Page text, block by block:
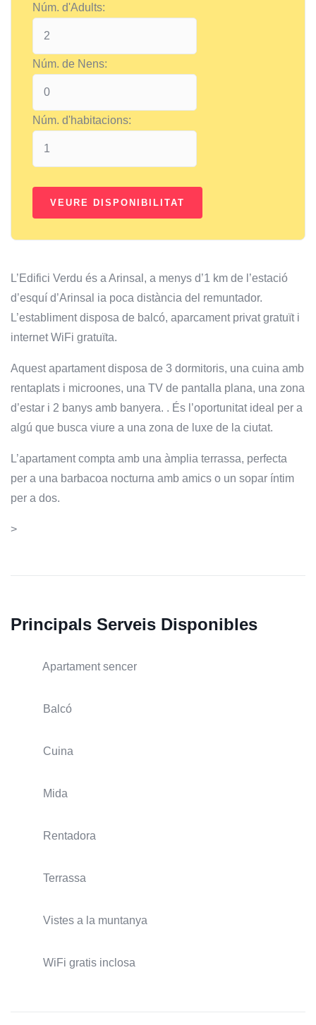
Núm. d'Adults:
Núm. de Nens:
Núm. d'habitacions:
L’Edifici Verdu és a Arinsal, a menys d’1 km de l’estació
d’esquí d’Arinsal ia poca distància del remuntador.
L’establiment disposa de balcó, aparcament privat gratuït i
internet WiFi gratuïta.
Aquest apartament disposa de 3 dormitoris, una cuina amb
rentaplats i microones, una TV de pantalla plana, una zona
d’estar i 2 banys amb banyera. . És l’oportunitat ideal per a
algú que busca viure a una zona de luxe de la ciutat.
L’apartament compta amb una àmplia terrassa, perfecta
per a una barbacoa nocturna amb amics o un sopar íntim
per a dos.
>
Principals Serveis Disponibles
Apartament sencer
Balcó
Cuina
Mida
Rentadora
Terrassa
Vistes a la muntanya
WiFi gratis inclosa